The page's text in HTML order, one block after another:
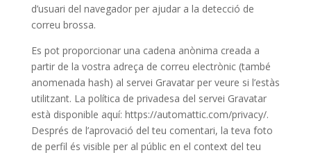
d’usuari del navegador per ajudar a la detecció de
correu brossa.
Es pot proporcionar una cadena anònima creada a
partir de la vostra adreça de correu electrònic (també
anomenada hash) al servei Gravatar per veure si l’estàs
utilitzant. La política de privadesa del servei Gravatar
està disponible aquí: https://automattic.com/privacy/.
Després de l’aprovació del teu comentari, la teva foto
de perfil és visible per al públic en el context del teu